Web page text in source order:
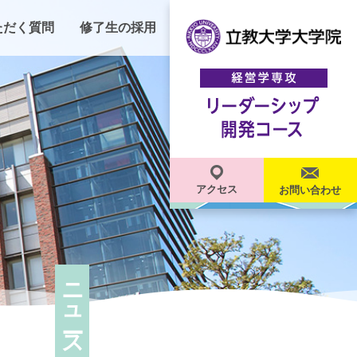
アクセス お問い合わせ
だく質問 修了生の採用
ニュース